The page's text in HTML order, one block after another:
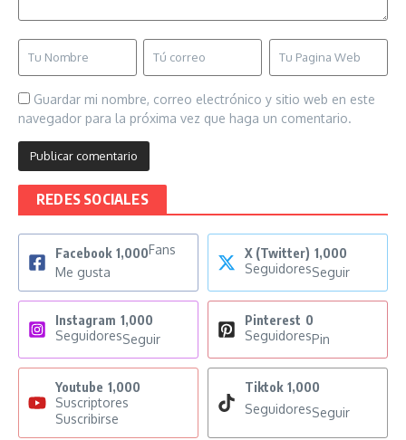
Guardar mi nombre, correo electrónico y sitio web en este
navegador para la próxima vez que haga un comentario.
REDES SOCIALES
Facebook 1,000Fans
Me gusta
X (Twitter) 1,000
SeguidoresSeguir
Instagram 1,000
SeguidoresSeguir
Pinterest 0
SeguidoresPin
Youtube 1,000
Suscriptores
Suscribirse
Tiktok 1,000
SeguidoresSeguir